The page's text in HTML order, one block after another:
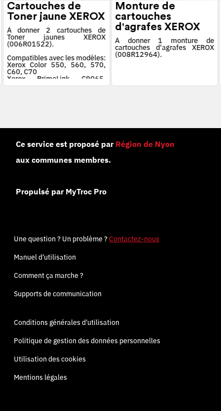
Cartouches de
Toner jaune XEROX
À donner 2 cartouches de
Toner jaunes XEROX
(006R01522).
Compatibles avec les modèles:
Xerox Color 550, 560, 570,
C60, C70
Xerox PrimeLink C9065,
C9070
Monture de
cartouches
d'agrafes XEROX
À donner 1 monture de
cartouches d'agrafes XEROX
(008R12964).
Ce service est proposé par Région de Nyon
aux communes membres.
Propulsé par MyTroc Pro
Une question ? Un problème ?Contactez-nous
Manuel d'utilisation
Comment ça marche ?
Supports de communication
Conditions générales d'utilisation
Politique de gestion des données personnelles
Utilisation des cookies
Mentions légales